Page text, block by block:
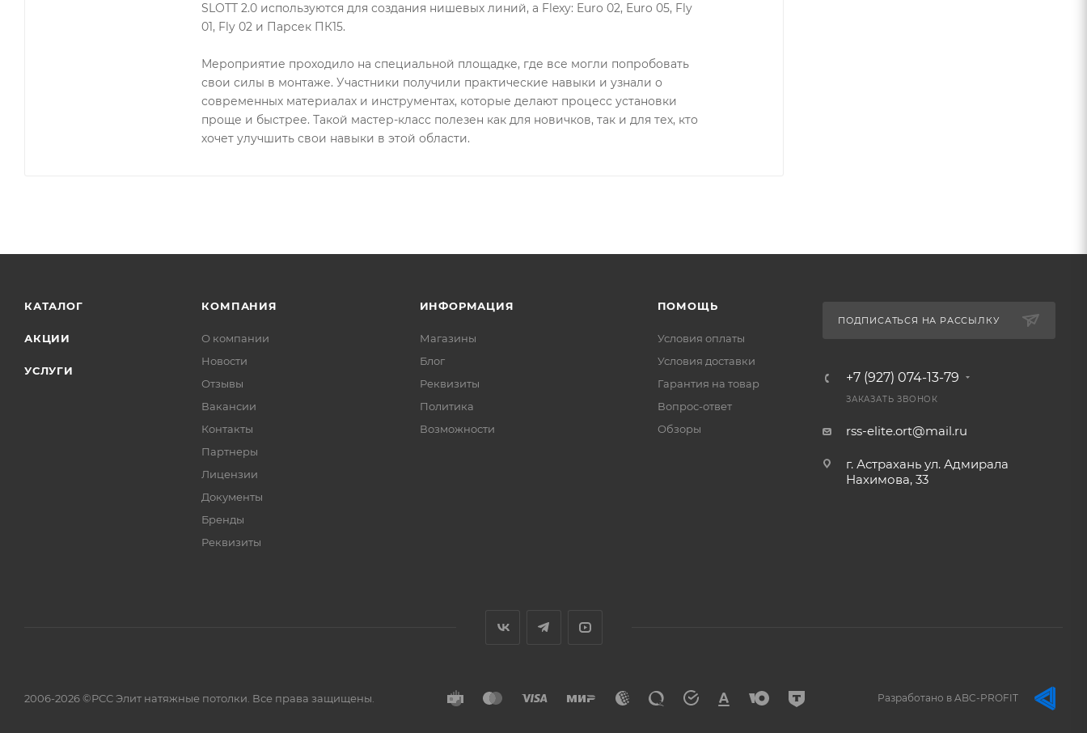
SLOTT 2.0 используются для создания нишевых линий, а Flexy: Euro 02, Euro 05, Fly
01, Fly 02 и Парсек ПК15.
Мероприятие проходило на специальной площадке, где все могли попробовать
свои силы в монтаже. Участники получили практические навыки и узнали о
современных материалах и инструментах, которые делают процесс установки
проще и быстрее. Такой мастер-класс полезен как для новичков, так и для тех, кто
хочет улучшить свои навыки в этой области.
КАТАЛОГ
АКЦИИ
УСЛУГИ
КОМПАНИЯ
О компании
Новости
Отзывы
Вакансии
Контакты
Партнеры
Лицензии
Документы
Бренды
Реквизиты
ИНФОРМАЦИЯ
Магазины
Блог
Реквизиты
Политика
Возможности
ПОМОЩЬ
Условия оплаты
Условия доставки
Гарантия на товар
Вопрос-ответ
Обзоры
ПОДПИСАТЬСЯ НА РАССЫЛКУ
+7 (927) 074-13-79
ЗАКАЗАТЬ ЗВОНОК
rss-elite.ort@mail.ru
г. Астрахань ул. Адмирала
Нахимова, 33
2006-2026 ©РСС Элит натяжные потолки. Все права защищены. Разработано в ABC-PROFIT